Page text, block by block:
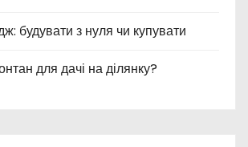
будувати з нуля чи купувати
для дачі на ділянку?